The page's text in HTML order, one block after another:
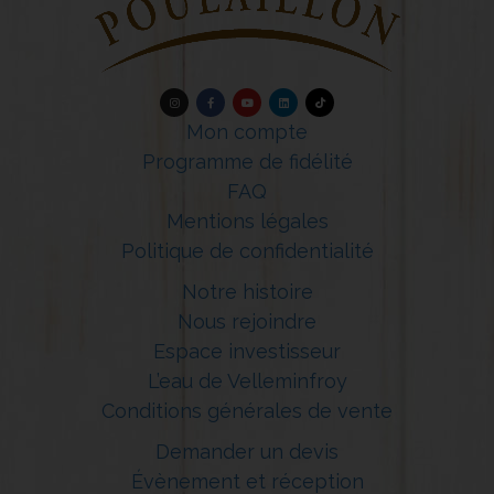
Mon compte
Programme de fidélité
FAQ
Mentions légales
Politique de confidentialité
Notre histoire
Nous rejoindre
Espace investisseur
L’eau de Velleminfroy
Conditions générales de vente
Demander un devis
Évènement et réception